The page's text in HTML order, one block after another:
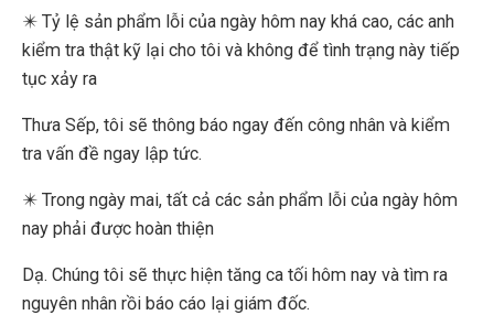
✴️ Tỷ lệ sản phẩm lỗi của ngày hôm nay khá cao, các anh
kiểm tra thật kỹ lại cho tôi và không để tình trạng này tiếp
tục xảy ra
Thưa Sếp, tôi sẽ thông báo ngay đến công nhân và kiểm
tra vấn đề ngay lập tức.
✴️ Trong ngày mai, tất cả các sản phẩm lỗi của ngày hôm
nay phải được hoàn thiện
Dạ. Chúng tôi sẽ thực hiện tăng ca tối hôm nay và tìm ra
nguyên nhân rồi báo cáo lại giám đốc.